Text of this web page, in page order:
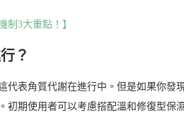
制3大重點！】
？
代表角質代謝在進行中。但是如果你發
初期使用者可以考慮搭配溫和修復型保